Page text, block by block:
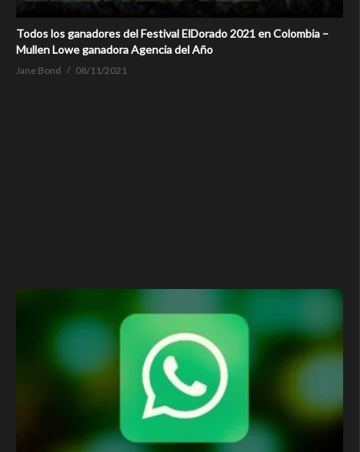
Todos los ganadores del Festival ElDorado 2021 en Colombia –
Mullen Lowe ganadora Agencia del Año
Jane Bond 08/11/2021